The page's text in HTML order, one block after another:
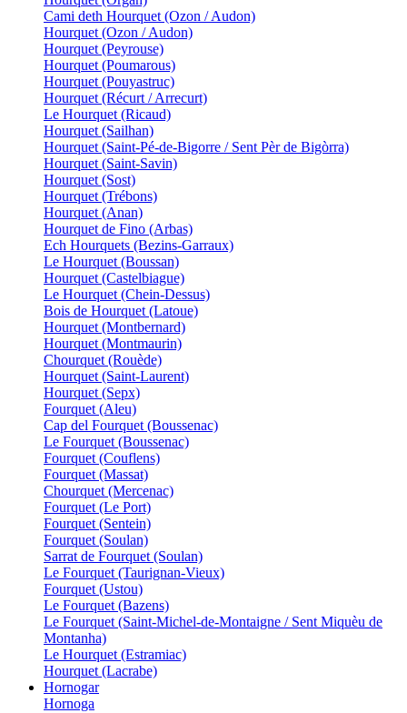
Cami deth Hourquet (Ozon / Audon)
Hourquet (Ozon / Audon)
Hourquet (Peyrouse)
Hourquet (Poumarous)
Hourquet (Pouyastruc)
Hourquet (Récurt / Arrecurt)
Le Hourquet (Ricaud)
Hourquet (Sailhan)
Hourquet (Saint-Pé-de-Bigorre / Sent Pèr de Bigòrra)
Hourquet (Saint-Savin)
Hourquet (Sost)
Hourquet (Trébons)
Hourquet (Anan)
Hourquet de Fino (Arbas)
Ech Hourquets (Bezins-Garraux)
Le Hourquet (Boussan)
Hourquet (Castelbiague)
Le Hourquet (Chein-Dessus)
Bois de Hourquet (Latoue)
Hourquet (Montbernard)
Hourquet (Montmaurin)
Chourquet (Rouède)
Hourquet (Saint-Laurent)
Hourquet (Sepx)
Fourquet (Aleu)
Cap del Fourquet (Boussenac)
Le Fourquet (Boussenac)
Fourquet (Couflens)
Fourquet (Massat)
Chourquet (Mercenac)
Fourquet (Le Port)
Fourquet (Sentein)
Fourquet (Soulan)
Sarrat de Fourquet (Soulan)
Le Fourquet (Taurignan-Vieux)
Fourquet (Ustou)
Le Fourquet (Bazens)
Le Fourquet (Saint-Michel-de-Montaigne / Sent Miquèu de
Montanha)
Le Hourquet (Estramiac)
Hourquet (Lacrabe)
Hornogar
Hornoga